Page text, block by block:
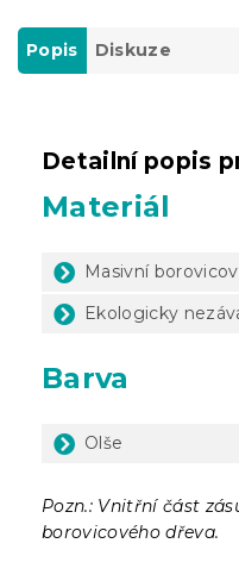
Popis Diskuze
Detailní popis
Materiál
Masivní
Ekologicky
Barva
Olše
Pozn.: Vnitřní část
borovicového dřeva.